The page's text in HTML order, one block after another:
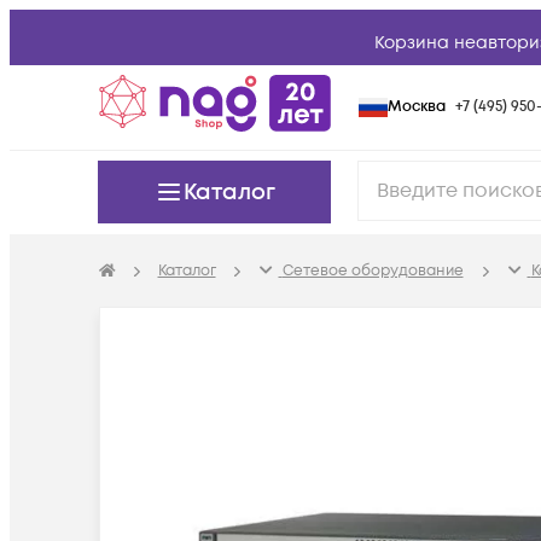
Корзина
Москва +7 (495) 950-
Каталог
Каталог Сетевое оборудование